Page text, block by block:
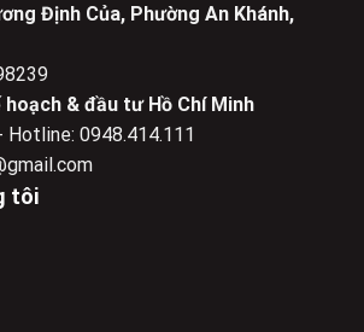
Định Của, Phường An Khánh,
hoạch & đầu tư Hồ Chí Minh
Hotline: 0948.414.111
tôi